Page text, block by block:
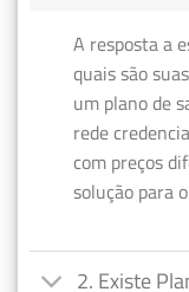
A resposta a
quais são
um plano de
rede
com preços
solução para
2. Existe